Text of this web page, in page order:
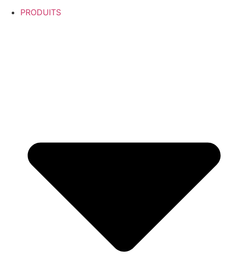
PRODUITS